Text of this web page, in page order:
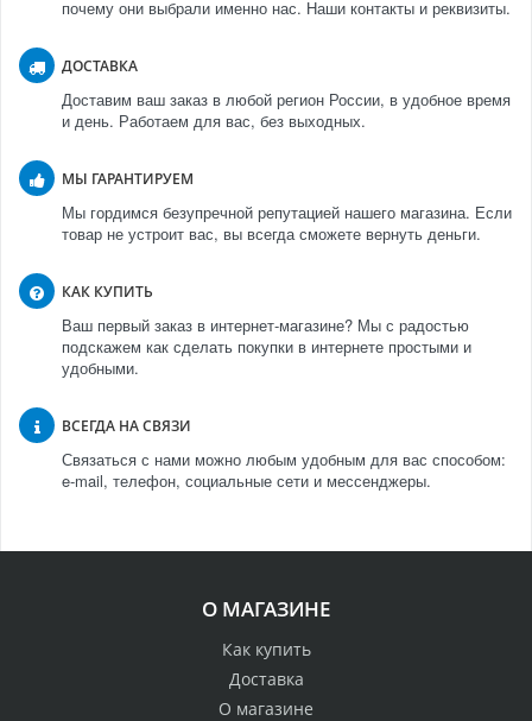
почему они выбрали именно нас. Наши контакты и реквизиты.
ДОСТАВКА
Доставим ваш заказ в любой регион России, в удобное время
и день. Работаем для вас, без выходных.
МЫ ГАРАНТИРУЕМ
Мы гордимся безупречной репутацией нашего магазина. Если
товар не устроит вас, вы всегда сможете вернуть деньги.
КАК КУПИТЬ
Ваш первый заказ в интернет-магазине? Мы с радостью
подскажем как сделать покупки в интернете простыми и
удобными.
ВСЕГДА НА СВЯЗИ
Связаться с нами можно любым удобным для вас способом:
e-mail, телефон, социальные сети и мессенджеры.
О МАГАЗИНЕ
Как купить
Доставка
О магазине